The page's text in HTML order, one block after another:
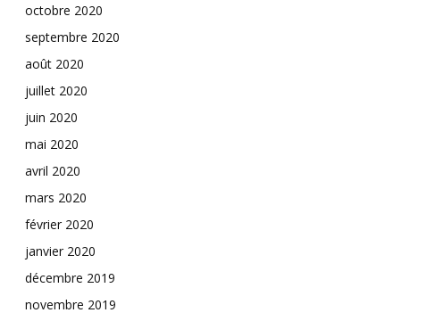
octobre 2020
septembre 2020
août 2020
juillet 2020
juin 2020
mai 2020
avril 2020
mars 2020
février 2020
janvier 2020
décembre 2019
novembre 2019